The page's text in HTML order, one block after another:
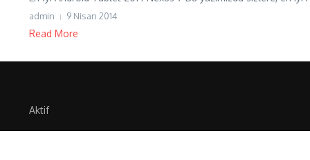
admin 9 Nisan 2014
Read More
Aktif